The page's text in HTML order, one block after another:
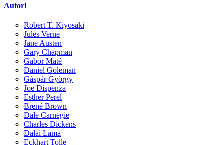
Autori
Robert T. Kiyosaki
Jules Verne
Jane Austen
Gary Chapman
Gabor Maté
Daniel Goleman
Gáspár György
Joe Dispenza
Esther Perel
Brené Brown
Dale Carnegie
Charles Dickens
Dalai Lama
Eckhart Tolle